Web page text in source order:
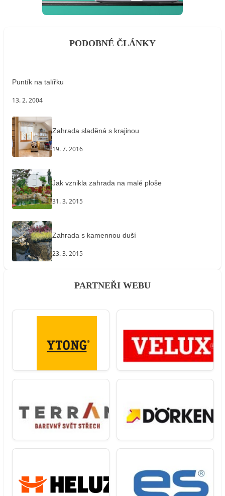
PODOBNÉ ČLÁNKY
Puntík na talířku
13. 2. 2004
Zahrada sladěná s krajinou
19. 7. 2016
Jak vznikla zahrada na malé ploše
31. 3. 2015
Zahrada s kamennou duší
23. 3. 2015
PARTNEŘI WEBU